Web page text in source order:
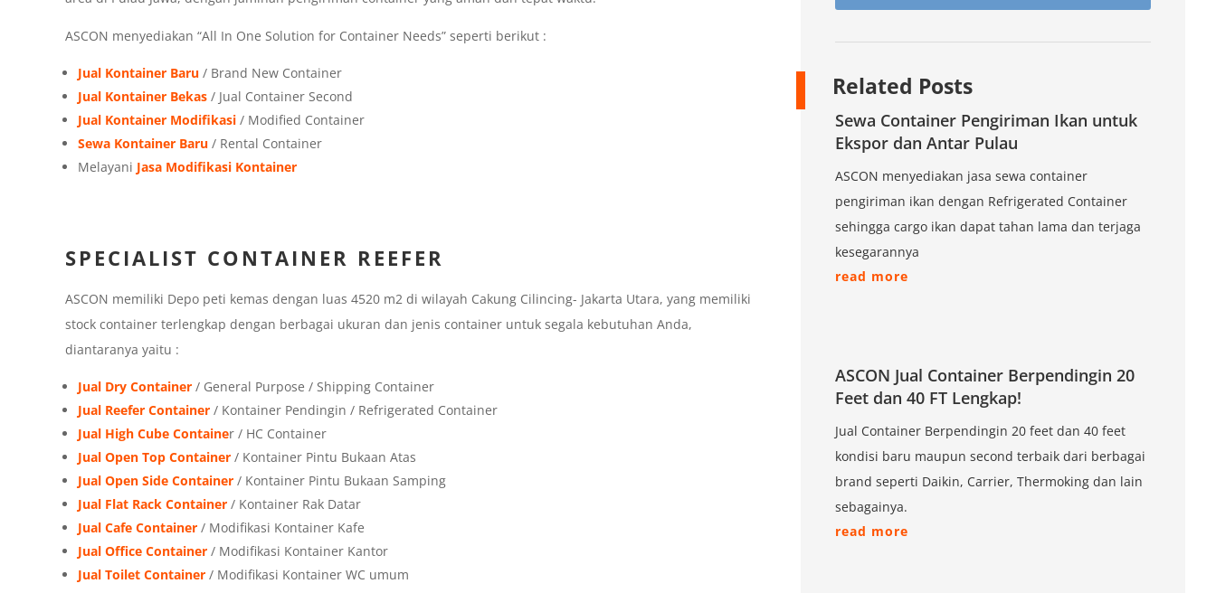
ASCON menyediakan “All In One Solution for Container Needs” seperti berikut :
Jual Kontainer Baru/ Brand New Container
Jual Kontainer Bekas/ Jual Container Second
Jual Kontainer Modifikasi/ Modified Container
Sewa Kontainer Baru/ Rental Container
Melayani Jasa Modifikasi Kontainer
SPECIALIST CONTAINER REEFER
ASCON memiliki Depo peti kemas dengan luas 4520 m2 di wilayah Cakung Cilincing- Jakarta Utara, yang memiliki
stock container terlengkap dengan berbagai ukuran dan jenis container untuk segala kebutuhan Anda,
diantaranya yaitu :
Jual Dry Container/ General Purpose / Shipping Container
Jual Reefer Container/ Kontainer Pendingin / Refrigerated Container
Jual High Cube Container / HC Container
Jual Open Top Container/ Kontainer Pintu Bukaan Atas
Jual Open Side Container/ Kontainer Pintu Bukaan Samping
Jual Flat Rack Container/ Kontainer Rak Datar
Jual Cafe Container/ Modifikasi Kontainer Kafe
Jual Office Container/ Modifikasi Kontainer Kantor
Jual Toilet Container/ Modifikasi Kontainer WC umum
Related Posts
Sewa Container Pengiriman Ikan untuk
Ekspor dan Antar Pulau
ASCON menyediakan jasa sewa container
pengiriman ikan dengan Refrigerated Container
sehingga cargo ikan dapat tahan lama dan terjaga
kesegarannya
read more
ASCON Jual Container Berpendingin 20
Feet dan 40 FT Lengkap!
Jual Container Berpendingin 20 feet dan 40 feet
kondisi baru maupun second terbaik dari berbagai
brand seperti Daikin, Carrier, Thermoking dan lain
sebagainya.
read more